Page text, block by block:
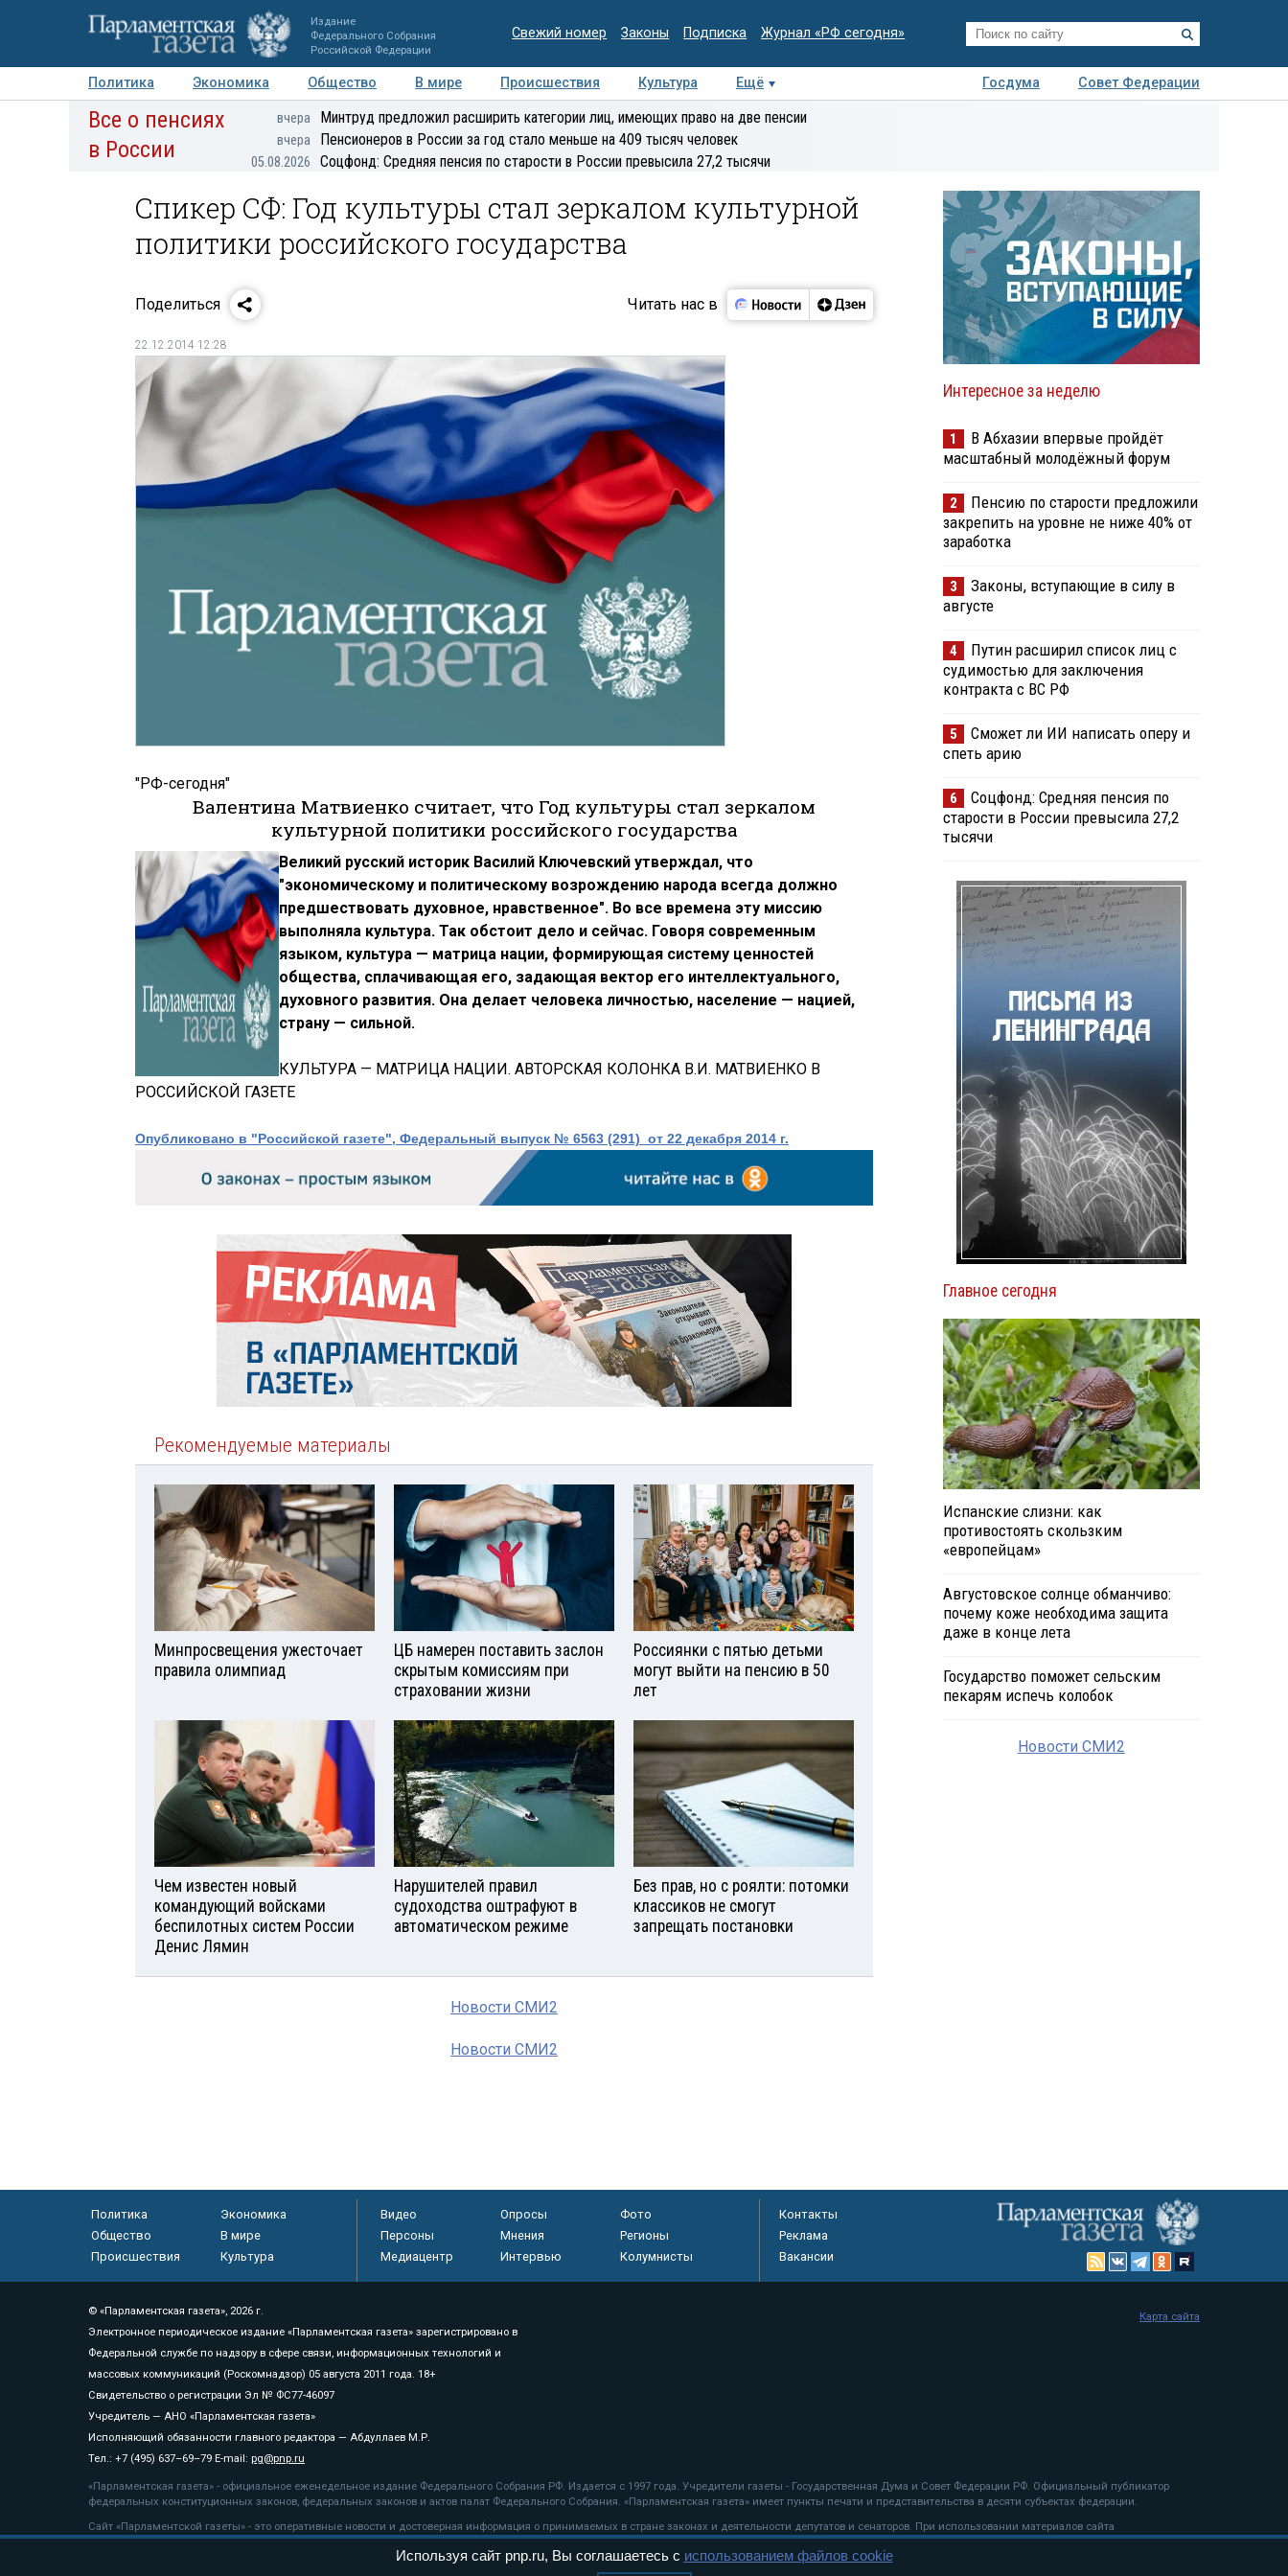
Издание
Федерального Собрания
Российской Федерации
Свежий номер Законы Подписка Журнал «РФ сегодня»
Политика Экономика Общество В мире Происшествия Культура Ещё Госдума
Совет Федерации
Авторы Персоны Мнения Регионы Медиацентр Интервью Колумнисты
Деловая
Все о пенсиях
в России
вчера Минтруд предложил расширить категории лиц, имеющих право на две пенсии
вчера Пенсионеров в России за год стало меньше на 409 тысяч человек
05.08.2026 Соцфонд: Средняя пенсия по старости в России превысила 27,2 тысячи
Спикер СФ: Год культуры стал зеркалом культурной
политики российского государства
Поделиться Читать нас в
22.12.2014 12:28
"РФ-сегодня"
Валентина Матвиенко считает, что Год культуры стал зеркалом
культурной политики российского государства
Великий русский историк Василий Ключевский утверждал, что
"экономическому и политическому возрождению народа всегда должно
предшествовать духовное, нравственное". Во все времена эту миссию
выполняла культура. Так обстоит дело и сейчас. Говоря современным
языком, культура — матрица нации, формирующая систему ценностей
общества, сплачивающая его, задающая вектор его интеллектуального,
духовного развития. Она делает человека личностью, население — нацией,
страну — сильной.
КУЛЬТУРА — МАТРИЦА НАЦИИ. АВТОРСКАЯ КОЛОНКА В.И. МАТВИЕНКО В
РОССИЙСКОЙ ГАЗЕТЕ
Опубликовано в "Российской газете", Федеральный выпуск № 6563 (291) от 22 декабря 2014 г.
Рекомендуемые материалы
Минпросвещения ужесточает
правила олимпиад
ЦБ намерен поставить заслон
скрытым комиссиям при
страховании жизни
Россиянки с пятью детьми
могут выйти на пенсию в 50
лет
Чем известен новый
командующий войсками
беспилотных систем России
Денис Лямин
Нарушителей правил
судоходства оштрафуют в
автоматическом режиме
Без прав, но с роялти: потомки
классиков не смогут
запрещать постановки
Новости СМИ2
Новости СМИ2
Интересное за неделю
1
В Абхазии впервые пройдёт
масштабный молодёжный форум
2
Пенсию по старости предложили
закрепить на уровне не ниже 40% от
заработка
3
Законы, вступающие в силу в
августе
4
Путин расширил список лиц с
судимостью для заключения
контракта с ВС РФ
5
Сможет ли ИИ написать оперу и
спеть арию
6
Соцфонд: Средняя пенсия по
старости в России превысила 27,2
тысячи
Главное сегодня
Испанские слизни: как
противостоять скользким
«европейцам»
Августовское солнце обманчиво:
почему коже необходима защита
даже в конце лета
Государство поможет сельским
пекарям испечь колобок
Новости СМИ2
Политика
Экономика
Общество
В мире
Происшествия
Культура
Видео Опросы
Фото
Персоны
Мнения
Регионы
Медиацентр
Интервью Колумнисты
Контакты
Реклама
Вакансии
© «Парламентская газета», 2026 г.
Электронное периодическое издание «Парламентская газета» зарегистрировано в
Федеральной службе по надзору в сфере связи, информационных технологий и
массовых коммуникаций (Роскомнадзор) 05 августа 2011 года. 18+
Свидетельство о регистрации Эл № ФС77-46097
Учредитель — АНО «Парламентская газета»
Исполняющий обязанности главного редактора — Абдуллаев М.Р.
Тел.: +7 (495) 637–69–79 E-mail: pg@pnp.ru
«Парламентская газета» - официальное еженедельное издание Федерального Собрания РФ. Издается с 1997 года. Учредители газеты - Государственная Дума и Совет Федерации РФ. Официальный публикатор
федеральных конституционных законов, федеральных законов и актов палат Федерального Собрания. «Парламентская газета» имеет пункты печати и представительства в десяти субъектах федерации.
Сайт «Парламентской газеты» - это оперативные новости и достоверная информация о принимаемых в стране законах и деятельности депутатов и сенаторов. При использовании материалов сайта
«Парламентской газеты» активная ссылка на pnp.ru обязательна.
рекомендательные технологии
Карта сайта
Используя сайт pnp.ru, Вы соглашаетесь с использованием файлов cookie